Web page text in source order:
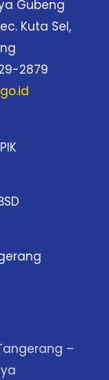
Gubeng
Kuta Sel,
2879
–